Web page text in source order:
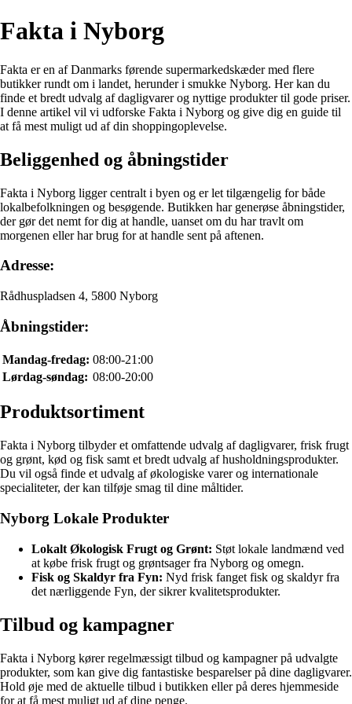
Fakta i Nyborg
Fakta er en af Danmarks førende supermarkedskæder med flere
butikker rundt om i landet, herunder i smukke Nyborg. Her kan du
finde et bredt udvalg af dagligvarer og nyttige produkter til gode priser.
I denne artikel vil vi udforske Fakta i Nyborg og give dig en guide til
at få mest muligt ud af din shoppingoplevelse.
Beliggenhed og åbningstider
Fakta i Nyborg ligger centralt i byen og er let tilgængelig for både
lokalbefolkningen og besøgende. Butikken har generøse åbningstider,
der gør det nemt for dig at handle, uanset om du har travlt om
morgenen eller har brug for at handle sent på aftenen.
Adresse:
Rådhuspladsen 4, 5800 Nyborg
Åbningstider:
Mandag-fredag: 08:00-21:00
Lørdag-søndag: 08:00-20:00
Produktsortiment
Fakta i Nyborg tilbyder et omfattende udvalg af dagligvarer, frisk frugt
og grønt, kød og fisk samt et bredt udvalg af husholdningsprodukter.
Du vil også finde et udvalg af økologiske varer og internationale
specialiteter, der kan tilføje smag til dine måltider.
Nyborg Lokale Produkter
Lokalt Økologisk Frugt og Grønt: Støt lokale landmænd ved
at købe frisk frugt og grøntsager fra Nyborg og omegn.
Fisk og Skaldyr fra Fyn: Nyd frisk fanget fisk og skaldyr fra
det nærliggende Fyn, der sikrer kvalitetsprodukter.
Tilbud og kampagner
Fakta i Nyborg kører regelmæssigt tilbud og kampagner på udvalgte
produkter, som kan give dig fantastiske besparelser på dine dagligvarer.
Hold øje med de aktuelle tilbud i butikken eller på deres hjemmeside
for at få mest muligt ud af dine penge.